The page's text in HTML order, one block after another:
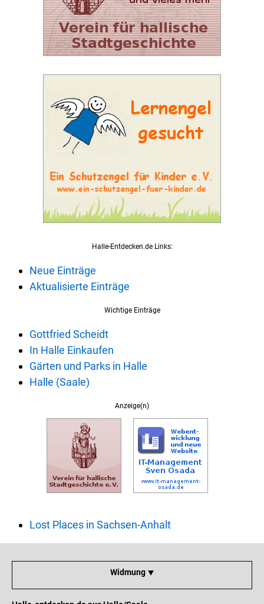
Halle-Entdecken.de Links:
Neue Einträge
Aktualisierte Einträge
Wichtige Einträge
Gottfried Scheidt
In Halle Einkaufen
Gärten und Parks in Halle
Halle (Saale)
Anzeige(n)
Lost Places in Sachsen-Anhalt
Widmung ⯆